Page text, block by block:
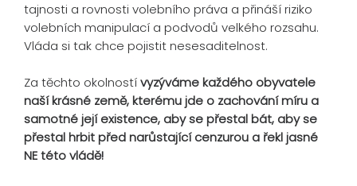
tajnosti a rovnosti volebního práva a přináší riziko
volebních manipulací a podvodů velkého rozsahu.
Vláda si tak chce pojistit nesesaditelnost.
Za těchto okolnostívyzýváme každého obyvatele
naší krásné země, kterému jde o zachování míru a
samotné její existence, aby se přestal bát, aby se
přestal hrbit před narůstající cenzurou a řekl jasné
NE této vládě!